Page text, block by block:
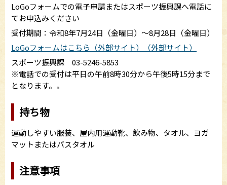
LoGoフォームでの電子申請またはスポーツ振興課へ電話に
てお申込みください
受付期間：令和8年7月24日（金曜日）～8月28日（金曜日）
LoGoフォームはこちら（外部サイト）（外部サイト）
スポーツ振興課 03-5246-5853
※電話での受付は平日の午前8時30分から午後5時15分まで
となります。。
持ち物
運動しやすい服装、屋内用運動靴、飲み物、タオル、ヨガ
マットまたはバスタオル
注意事項